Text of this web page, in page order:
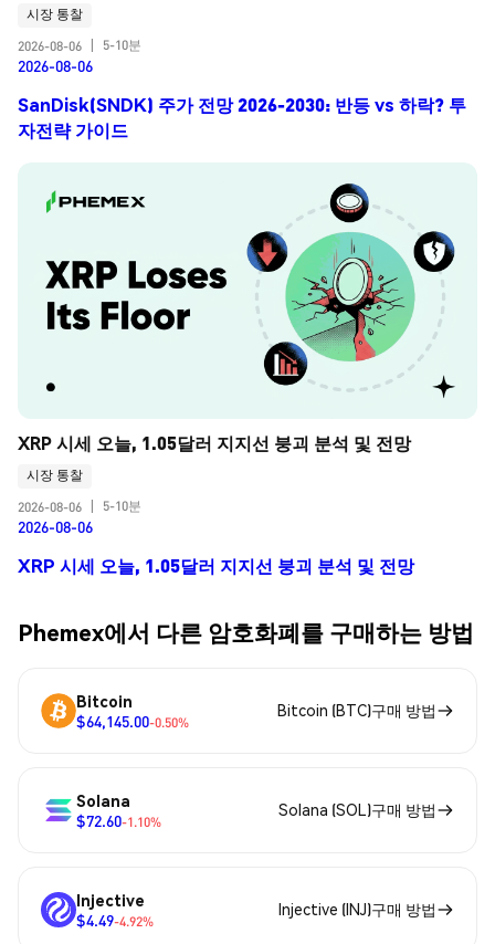
시장 통찰
2026-08-06
5-10분
2026-08-06
SanDisk(SNDK) 주가 전망 2026-2030: 반등 vs 하락? 투
자전략 가이드
XRP 시세 오늘, 1.05달러 지지선 붕괴 분석 및 전망
시장 통찰
2026-08-06
5-10분
2026-08-06
XRP 시세 오늘, 1.05달러 지지선 붕괴 분석 및 전망
Phemex에서 다른 암호화폐를 구매하는 방법
Bitcoin
$64,145.00-0.50%
Bitcoin (BTC)구매 방법
Solana
$72.60-1.10%
Solana (SOL)구매 방법
Injective
$4.49-4.92%
Injective (INJ)구매 방법